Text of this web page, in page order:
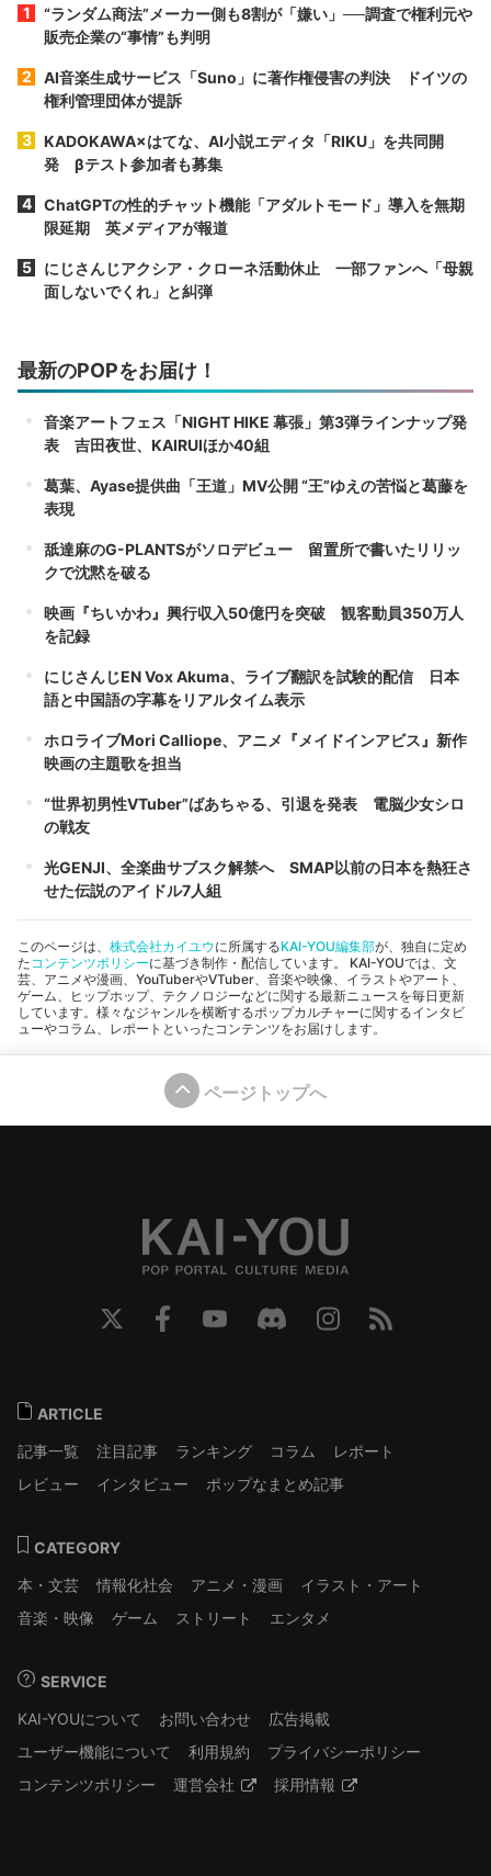
“ランダム商法”メーカー側も8割が「嫌い」──調査で権利元や
販売企業の“事情”も判明
AI音楽生成サービス「Suno」に著作権侵害の判決 ドイツの
権利管理団体が提訴
KADOKAWA×はてな、AI小説エディタ「RIKU」を共同開
発 βテスト参加者も募集
ChatGPTの性的チャット機能「アダルトモード」導入を無期
限延期 英メディアが報道
にじさんじアクシア・クローネ活動休止 一部ファンへ「母親
面しないでくれ」と糾弾
最新のPOPをお届け！
音楽アートフェス「NIGHT HIKE 幕張」第3弾ラインナップ発
表 吉田夜世、KAIRUIほか40組
葛葉、Ayase提供曲「王道」MV公開 “王”ゆえの苦悩と葛藤を
表現
舐達麻のG-PLANTSがソロデビュー 留置所で書いたリリッ
クで沈黙を破る
映画『ちいかわ』興行収入50億円を突破 観客動員350万人
を記録
にじさんじEN Vox Akuma、ライブ翻訳を試験的配信 日本
語と中国語の字幕をリアルタイム表示
ホロライブMori Calliope、アニメ『メイドインアビス』新作
映画の主題歌を担当
“世界初男性VTuber”ばあちゃる、引退を発表 電脳少女シロ
の戦友
光GENJI、全楽曲サブスク解禁へ SMAP以前の日本を熱狂さ
せた伝説のアイドル7人組
このページは、 株式会社カイユウに所属するKAI-YOU編集部が、独自に定め
た コンテンツポリシーに基づき制作・配信しています。 KAI-YOUでは、文
芸、アニメや漫画、YouTuberやVTuber、音楽や映像、イラストやアート、
ゲーム、ヒップホップ、テクノロジーなどに関する最新ニュースを毎日更新
しています。様々なジャンルを横断するポップカルチャーに関するインタビ
ューやコラム、レポートといったコンテンツをお届けします。
ページトップへ
ARTICLE
記事一覧
注目記事 ランキング コラム
レポート
レビュー
インタビュー ポップなまとめ記事
CATEGORY
本・文芸
情報化社会 アニメ・漫画
イラスト・アート
音楽・映像
ゲーム ストリート エンタメ
SERVICE
KAI-YOUについて
お問い合わせ
広告掲載
ユーザー機能について
利用規約
プライバシーポリシー
コンテンツポリシー
運営会社 採用情報